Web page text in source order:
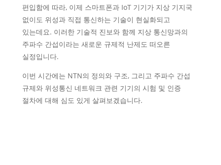
편입함에 따라, 이제 스마트폰과 IoT 기기가 지상 기지국
없이도 위성과 직접 통신하는 기술이 현실화되고
있는데요. 이러한 기술적 진보와 함께 지상 통신망과의
주파수 간섭이라는 새로운 규제적 난제도 떠오른
실정입니다.
이번 시간에는 NTN의 정의와 구조, 그리고 주파수 간섭
규제와 위성통신 네트워크 관련 기기의 시험 및 인증
절차에 대해 심도 있게 살펴보겠습니다.